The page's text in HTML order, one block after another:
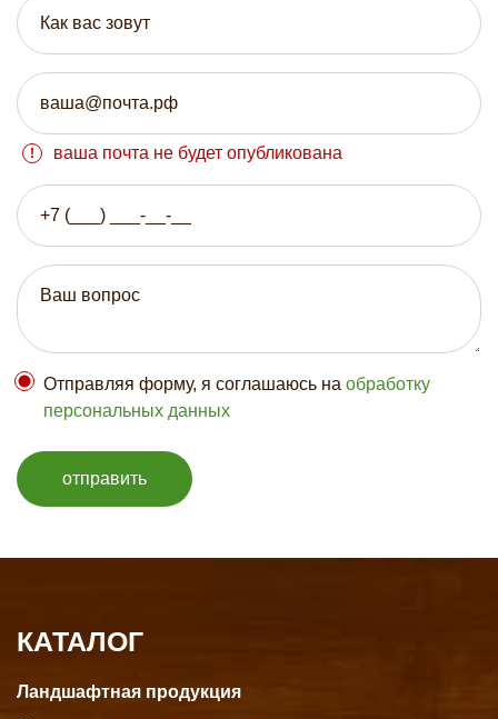
ваша почта не будет опубликована
Отправляя форму, я соглашаюсь на обработку
персональных данных
отправить
КАТАЛОГ
Ландшафтная продукция